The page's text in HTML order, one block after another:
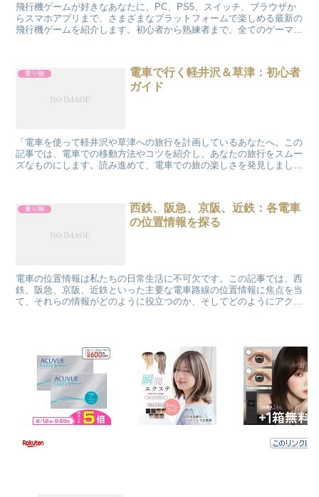
飛行機ゲームが好きなあなたに、PC、PS5、スイッチ、ブラウザか
らスマホアプリまで、さまざまなプラットフォームで楽しめる最新の
飛行機ゲームを紹介します。初心者から熟練者まで、全てのゲーマー
乗り物
電車で行く軽井沢＆草津：初心者
ガイド
「電車を使って軽井沢や草津への旅行を計画しているあなたへ。この
記事では、電車での移動方法やコツを紹介し、あなたの旅行をスムー
ズなものにします。読み進めて、電車での旅の楽しさを発見しましょ
乗り物
西鉄、阪急、京阪、近鉄：各電車
の位置情報を探る
電車の位置情報は私たちの日常生活に不可欠です。この記事では、西
鉄、阪急、京阪、近鉄といった主要な電車路線の位置情報に焦点を当
て、それらの情報がどのように役立つのか、そしてどのようにアクセ